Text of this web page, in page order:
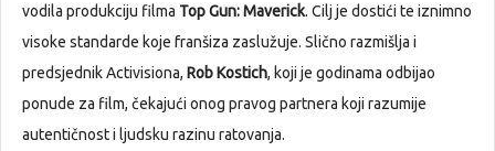
vodila produkciju filma Top Gun: Maverick. Cilj je dostići te iznimno
visoke standarde koje franšiza zaslužuje. Slično razmišlja i
predsjednik Activisiona, Rob Kostich, koji je godinama odbijao
ponude za film, čekajući onog pravog partnera koji razumije
autentičnost i ljudsku razinu ratovanja.